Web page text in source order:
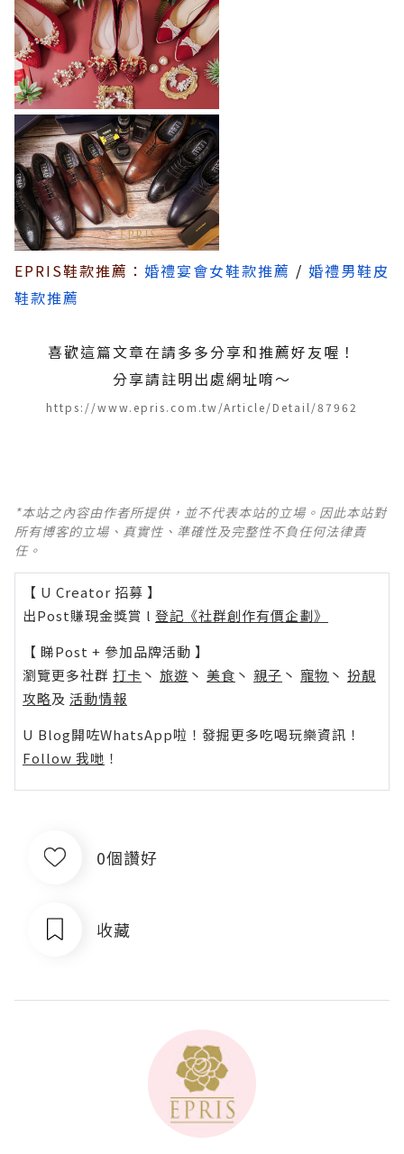
EPRIS鞋款推薦： 婚禮宴會女鞋款推薦 / 婚禮男鞋皮
鞋款推薦
喜歡這篇文章在請多多分享和推薦好友喔！
分享請註明出處網址唷～
https://www.epris.com.tw/Article/Detail/87962
*本站之內容由作者所提供，並不代表本站的立場。因此本站對
所有博客的立場、真實性、準確性及完整性不負任何法律責
任。
【 U Creator 招募 】
出Post賺現金獎賞 l 登記《社群創作有價企劃》
【 睇Post + 參加品牌活動 】
瀏覽更多社群 打卡 丶 旅遊 丶 美食 丶 親子 丶 寵物 丶 扮靚
攻略及 活動情報
U Blog開咗WhatsApp啦！發掘更多吃喝玩樂資訊！
Follow 我哋 ！
0個讚好
收藏